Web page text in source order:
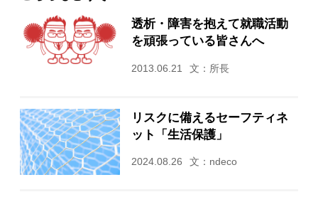
透析・障害を抱えて就職活動
を頑張っている皆さんへ
2013.06.21 文：所長
リスクに備えるセーフティネ
ット「生活保護」
2024.08.26 文：ndeco